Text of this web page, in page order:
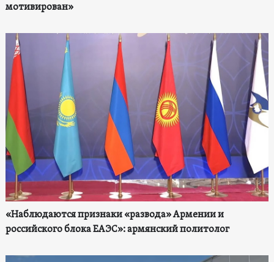
мотивирован»
«Наблюдаются признаки «развода» Армении и
российского блока ЕАЭС»: армянский политолог